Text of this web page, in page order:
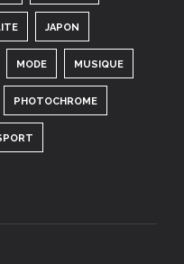
JAPON
MODE MUSIQUE
PHOTOCHROME